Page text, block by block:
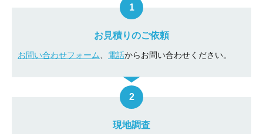
お見積りのご依頼
お問い合わせフォーム 電話からお問い合わせください。
現地調査